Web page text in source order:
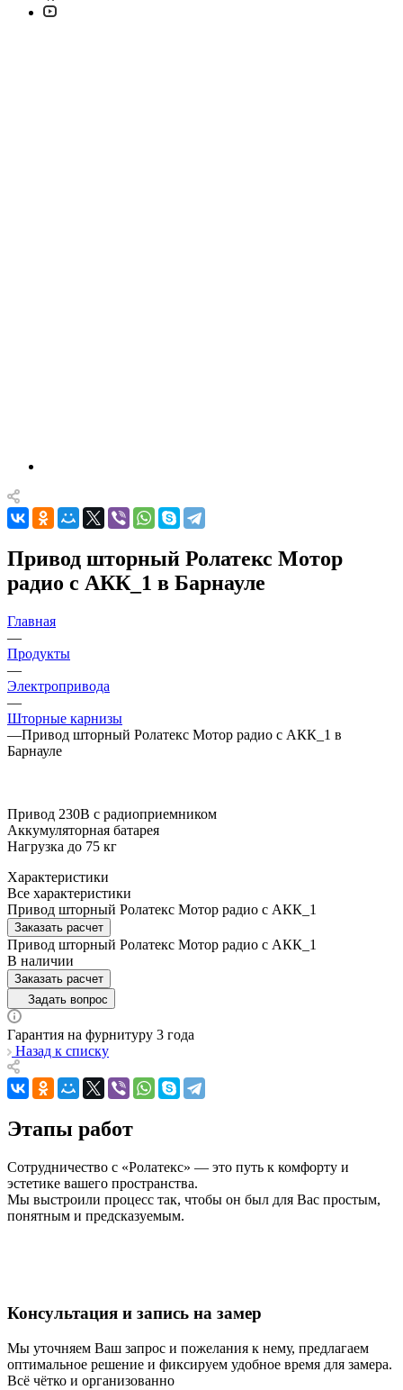
Привод шторный Ролатекс Мотор
радио с АКК_1 в Барнауле
Главная
—
Продукты
—
Электропривода
—
Шторные карнизы
—Привод шторный Ролатекс Мотор радио с АКК_1 в
Барнауле
Привод 230В c радиоприемником
Аккумуляторная батарея
Нагрузка до 75 кг
Характеристики
Все характеристики
Привод шторный Ролатекс Мотор радио с АКК_1
Заказать расчет
Привод шторный Ролатекс Мотор радио с АКК_1
В наличии
Заказать расчет
Задать вопрос
Гарантия на фурнитуру 3 года
Назад к списку
Этапы работ
Сотрудничество с «Ролатекс» — это путь к комфорту и
эстетике вашего пространства.
Мы выстроили процесс так, чтобы он был для Вас простым,
понятным и предсказуемым.
Консультация и запись на замер
Мы уточняем Ваш запрос и пожелания к нему, предлагаем
оптимальное решение и фиксируем удобное время для замера.
Всё чётко и организованно